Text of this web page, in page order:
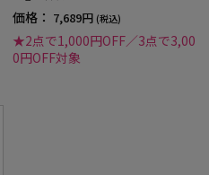
価格： 7,689円 (税込)
★2点で1,000円OFF／3点で3,00
0円OFF対象